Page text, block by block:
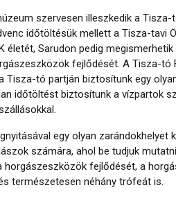
szervesen illeszkedik a
időtöltésük mellett a Tisza-tavi
életét, Sarudon pedig megismerhetik
fejlődését. A Tisza-tó
Tisza-tó partján biztosítunk egy
időtöltést biztosítunk a vízpartok
egy olyan zarándokhelyet
számára, ahol be tudjuk
horgászeszközök fejlődését, a
természetesen néhány trófeát is.